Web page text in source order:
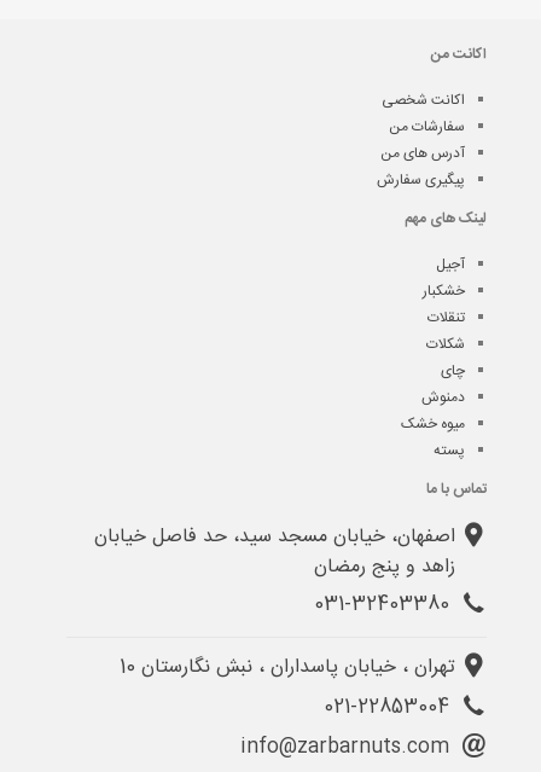
اکانت من
اکانت شخصی
سفارشات من
آدرس های من
پیگیری سفارش
لینک های مهم
آجیل
خشکبار
تنقلات
شکلات
چای
دمنوش
میوه خشک
پسته
تماس با ما
اصفهان، خیابان مسجد سید، حد فاصل خیابان
زاهد و پنج رمضان
تهران ، خیابان پاسداران ، نبش نگارستان 10